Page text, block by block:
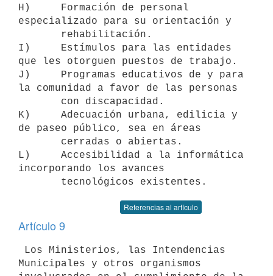
H)     Formación de personal
especializado para su orientación y
I)     Estímulos para las entidades
que les otorguen puestos de trabajo.
J)     Programas educativos de y para
la comunidad a favor de las personas
K)     Adecuación urbana, edilicia y
de paseo público, sea en áreas
L)     Accesibilidad a la informática
incorporando los avances
Referencias al artículo
Artículo 9
Municipales y otros organismos